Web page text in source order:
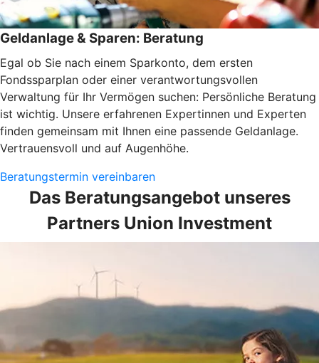
Geldanlage & Sparen: Beratung
Egal ob Sie nach einem Sparkonto, dem ersten
Fondssparplan oder einer verantwortungsvollen
Verwaltung für Ihr Vermögen suchen: Persönliche Beratung
ist wichtig. Unsere erfahrenen Expertinnen und Experten
finden gemeinsam mit Ihnen eine passende Geldanlage.
Vertrauensvoll und auf Augenhöhe.
Beratungstermin vereinbaren
Das Beratungsangebot unseres
Partners Union Investment